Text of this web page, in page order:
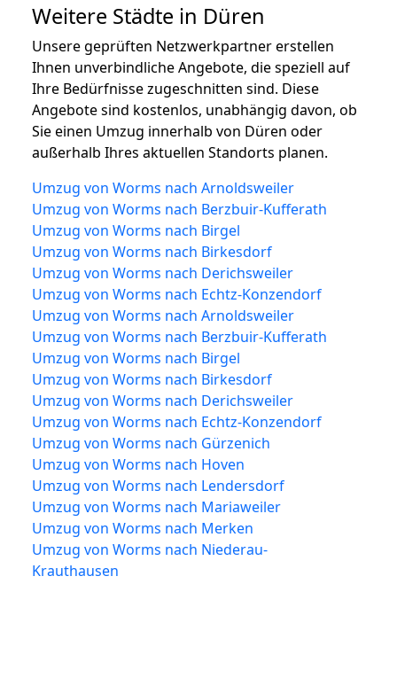
Weitere Städte in Düren
Unsere geprüften Netzwerkpartner erstellen
Ihnen unverbindliche Angebote, die speziell auf
Ihre Bedürfnisse zugeschnitten sind. Diese
Angebote sind kostenlos, unabhängig davon, ob
Sie einen Umzug innerhalb von Düren oder
außerhalb Ihres aktuellen Standorts planen.
Umzug von Worms nach Arnoldsweiler
Umzug von Worms nach Berzbuir-Kufferath
Umzug von Worms nach Birgel
Umzug von Worms nach Birkesdorf
Umzug von Worms nach Derichsweiler
Umzug von Worms nach Echtz-Konzendorf
Umzug von Worms nach Arnoldsweiler
Umzug von Worms nach Berzbuir-Kufferath
Umzug von Worms nach Birgel
Umzug von Worms nach Birkesdorf
Umzug von Worms nach Derichsweiler
Umzug von Worms nach Echtz-Konzendorf
Umzug von Worms nach Gürzenich
Umzug von Worms nach Hoven
Umzug von Worms nach Lendersdorf
Umzug von Worms nach Mariaweiler
Umzug von Worms nach Merken
Umzug von Worms nach Niederau-
Krauthausen